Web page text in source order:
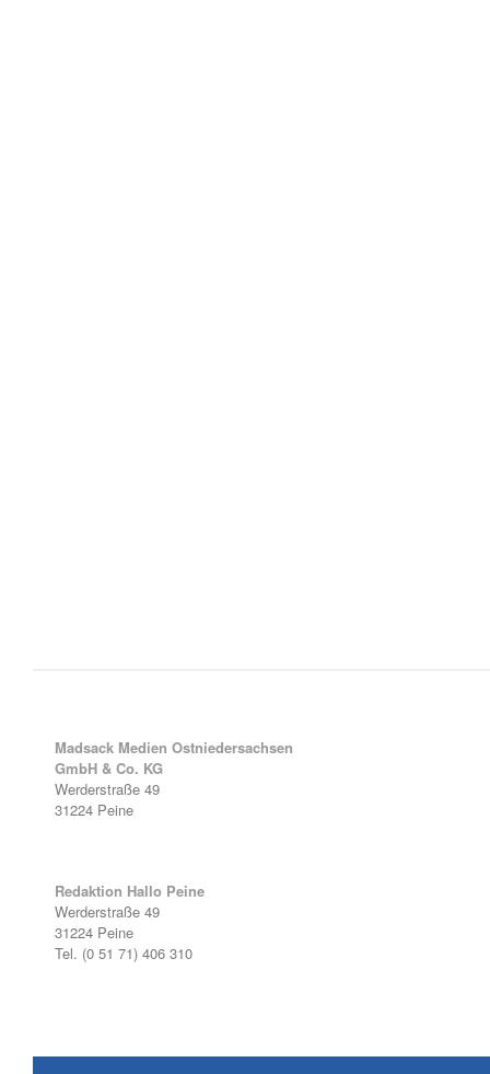
Madsack Medien Ostniedersachsen
GmbH & Co. KG
Werderstraße 49
31224 Peine
Redaktion Hallo Peine
Werderstraße 49
31224 Peine
Tel. (0 51 71) 406 310